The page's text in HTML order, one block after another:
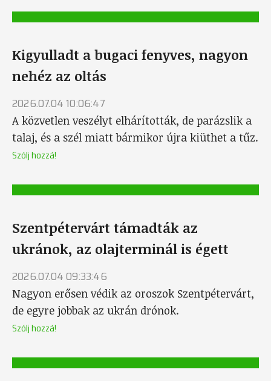
Kigyulladt a bugaci fenyves, nagyon
nehéz az oltás
2026.07.04 10:06:47
A közvetlen veszélyt elhárították, de parázslik a
talaj, és a szél miatt bármikor újra kiüthet a tűz.
Szólj hozzá!
Szentpétervárt támadták az
ukránok, az olajterminál is égett
2026.07.04 09:33:46
Nagyon erősen védik az oroszok Szentpétervárt,
de egyre jobbak az ukrán drónok.
Szólj hozzá!